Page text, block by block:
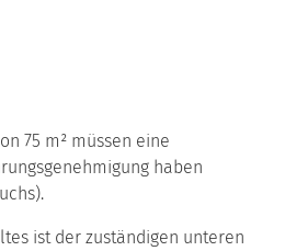
75 m² müssen eine
haben
ist der zuständigen unteren